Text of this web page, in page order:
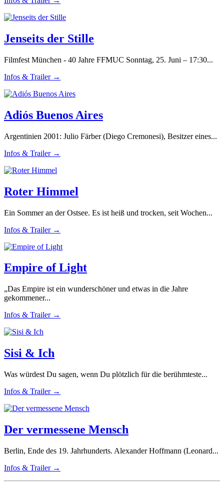
Jenseits der Stille
Filmfest München - 40 Jahre FFMUC Sonntag, 25. Juni – 17:30...
Infos & Trailer →
Adiós Buenos Aires
Argentinien 2001: Julio Färber (Diego Cremonesi), Besitzer eines...
Infos & Trailer →
Roter Himmel
Ein Sommer an der Ostsee. Es ist heiß und trocken, seit Wochen...
Infos & Trailer →
Empire of Light
„Das Empire ist ein wunderschöner und etwas in die Jahre
gekommener...
Infos & Trailer →
Sisi & Ich
Was würdest Du sagen, wenn Du plötzlich für die berühmteste...
Infos & Trailer →
Der vermessene Mensch
Berlin, Ende des 19. Jahrhunderts. Alexander Hoffmann (Leonard...
Infos & Trailer →